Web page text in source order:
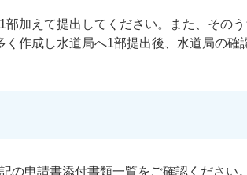
加えて提出してください。また、その
作成し水道局へ1部提出後、水道局の確
の申請書添付書類一覧をご確認ください。